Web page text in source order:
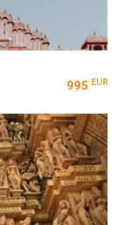
995 EUR